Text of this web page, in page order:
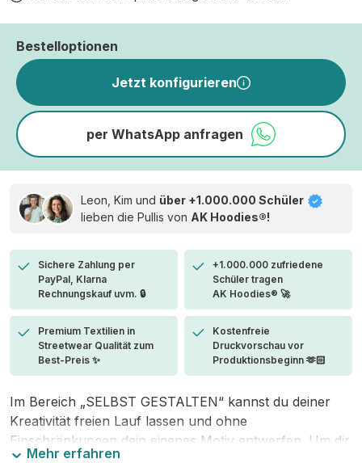
Bestelloptionen
Jetzt konfigurieren
per WhatsApp anfragen
Leon, Kim und über +1.000.000 Schüler
lieben die Pullis von AK Hoodies®!
Sichere Zahlung per
PayPal, Klarna
Rechnungskauf uvm. 🔒
+1.000.000 zufriedene
Schüler tragen
AK Hoodies® 🚀
Premium Textilien in
Streetwear Qualität zum
Best-Preis ✨
Kostenfreie
Druckvorschau vor
Produktionsbeginn 🫶🏻
Im Bereich „SELBST GESTALTEN“ kannst du deiner
Kreativität freien Lauf lassen und ohne
Einschränkungen dein eigenes Motiv entwerfen. Um dir
Mehr erfahren